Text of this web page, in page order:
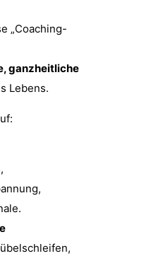
„Coaching-
ganzheitliche
Lebens.